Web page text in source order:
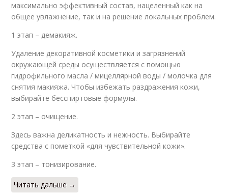
максимально эффективный состав, нацеленный как на
общее увлажнение, так и на решение локальных проблем.
1 этап – демакияж.
Удаление декоративной косметики и загрязнений
окружающей среды осуществляется с помощью
гидрофильного масла / мицеллярной воды / молочка для
снятия макияжа. Чтобы избежать раздражения кожи,
выбирайте бесспиртовые формулы.
2 этап – очищение.
Здесь важна деликатность и нежность. Выбирайте
средства с пометкой «для чувствительной кожи».
3 этап – тонизирование.
Читать дальше →